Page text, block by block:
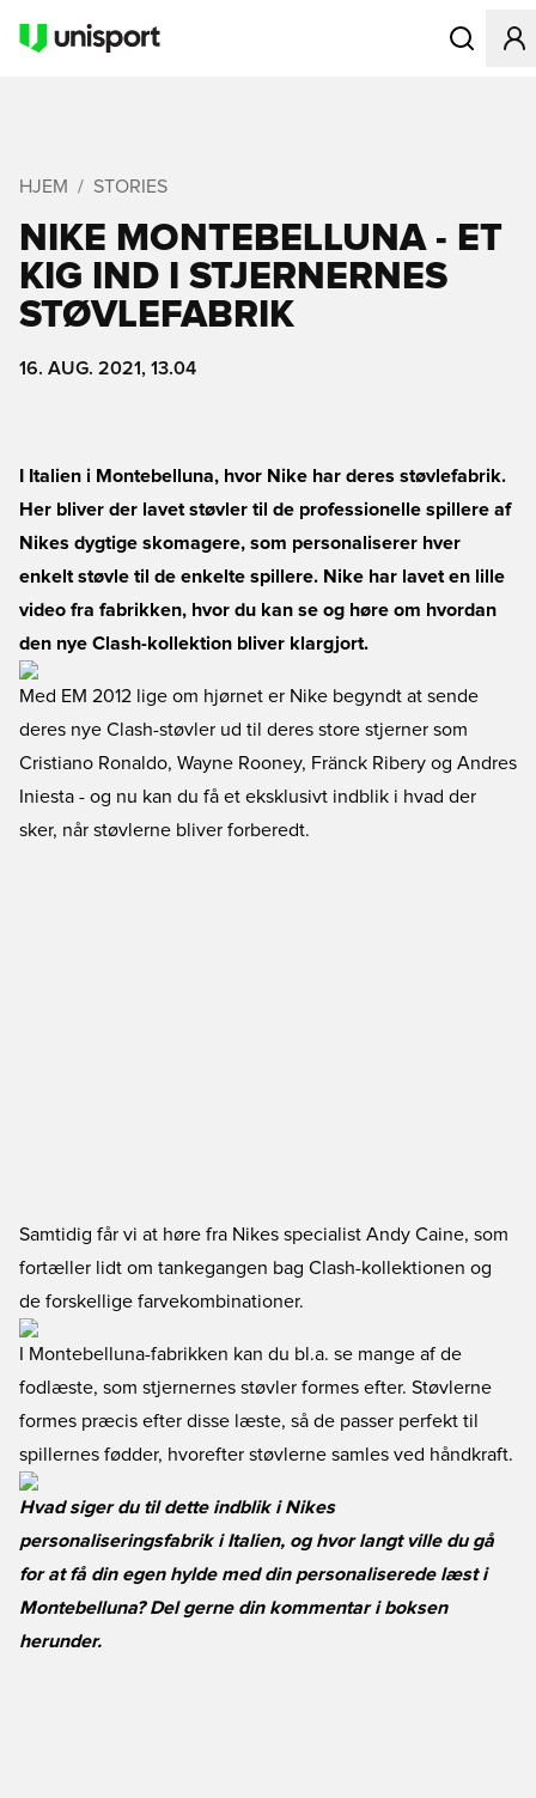
Åbner en
HJEM STORIES
NIKE MONTEBELLUNA - ET
KIG IND I STJERNERNES
STØVLEFABRIK
16. AUG. 2021, 13.04
I Italien i Montebelluna, hvor Nike har deres støvlefabrik.
Her bliver der lavet støvler til de professionelle spillere af
Nikes dygtige skomagere, som personaliserer hver
enkelt støvle til de enkelte spillere. Nike har lavet en lille
video fra fabrikken, hvor du kan se og høre om hvordan
den nye Clash-kollektion bliver klargjort.
Med EM 2012 lige om hjørnet er Nike begyndt at sende
deres nye Clash-støvler ud til deres store stjerner som
Cristiano Ronaldo, Wayne Rooney, Fränck Ribery og Andres
Iniesta - og nu kan du få et eksklusivt indblik i hvad der
sker, når støvlerne bliver forberedt.
Samtidig får vi at høre fra Nikes specialist Andy Caine, som
fortæller lidt om tankegangen bag Clash-kollektionen og
de forskellige farvekombinationer.
I Montebelluna-fabrikken kan du bl.a. se mange af de
fodlæste, som stjernernes støvler formes efter. Støvlerne
formes præcis efter disse læste, så de passer perfekt til
spillernes fødder, hvorefter støvlerne samles ved håndkraft.
Hvad siger du til dette indblik i Nikes
personaliseringsfabrik i Italien, og hvor langt ville du gå
for at få din egen hylde med din personaliserede læst i
Montebelluna? Del gerne din kommentar i boksen
herunder.